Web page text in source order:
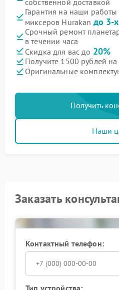
Гарантия на наши
миксеров Hurakan до 3-
Срочный ремонт
в течении часа
Скидка для вас до 20%
Получите 1500 рублей
Оригинальные
Получить
Наши
Заказать
Контактный телефон:
Тип устройства: